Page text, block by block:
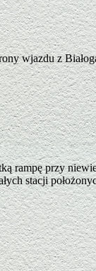
wjazdu z
rampę przy
stacji